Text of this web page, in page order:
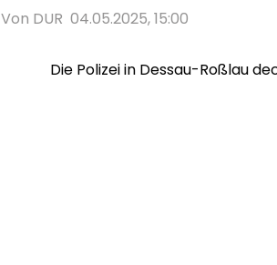
Von DUR 04.05.2025, 15:00